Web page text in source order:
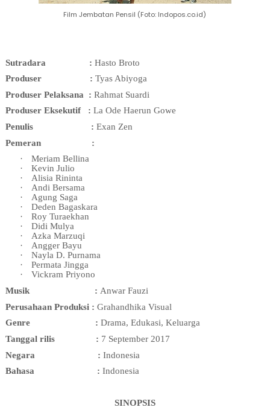
Film Jembatan Pensil (Foto: Indopos.co.id)
Sutradara : Hasto Broto
Produser
: Tyas Abiyoga
Produser Pelaksana : Rahmat Suardi
Produser Eksekutif
: La Ode Haerun Gowe
Penulis
: Exan Zen
Pemeran
:
·
Meriam Bellina
·
Kevin Julio
·
Alisia Rininta
·
Andi Bersama
·
Agung Saga
·
Deden Bagaskara
·
Roy Turaekhan
·
Didi Mulya
·
Azka Marzuqi
·
Angger Bayu
·
Nayla D. Purnama
·
Permata Jingga
·
Vickram Priyono
Musik
: Anwar Fauzi
Perusahaan Produksi : Grahandhika Visual
Genre
: Drama, Edukasi, Keluarga
Tanggal rilis
: 7 September 2017
Negara
: Indonesia
Bahasa
: Indonesia
SINOPSIS